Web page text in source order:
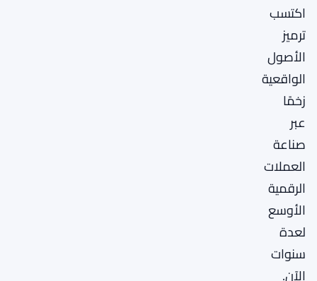
اكتسب
ترميز
الأصول
الواقعية
زخمًا
عبر
صناعة
العملات
الرقمية
الأوسع
لعدة
سنوات
الآن.